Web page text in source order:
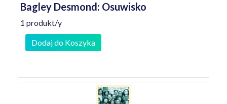
Bagley Desmond: Osuwisko
1 produkt/y
Dodaj do Koszyka